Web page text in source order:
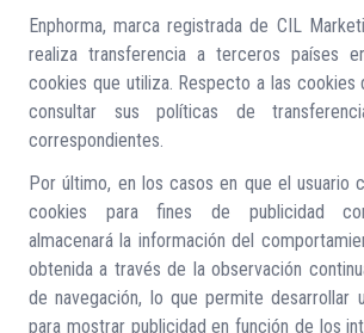
Enphorma, marca registrada de CIL
realiza transferencia a terceros países
cookies que utiliza. Respecto a las cookies
consultar sus políticas de
correspondientes.
Por último, en los casos en que el usuario
cookies para fines de publicidad
almacenará la información del
obtenida a través de la observación
de navegación, lo que permite desarrollar
para mostrar publicidad en función de los